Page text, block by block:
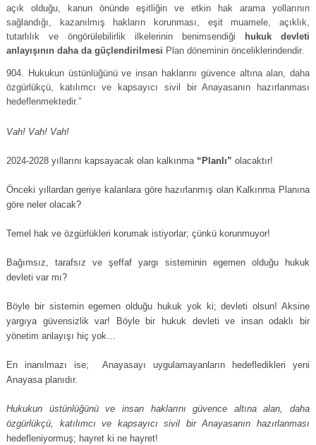
açık olduğu, kanun önünde eşitliğin ve etkin hak arama yollarının
sağlandığı, kazanılmış hakların korunması, eşit muamele, açıklık,
tutarlılık ve öngörülebilirlik ilkelerinin benimsendiği
hukuk devleti
anlayışının daha da güçlendirilmesi Plan döneminin önceliklerindendir.
Hukukun üstünlüğünü ve insan haklarını güvence altına alan, daha
özgürlükçü, katılımcı ve kapsayıcı sivil bir Anayasanın hazırlanması
hedeflenmektedir.”
Vah! Vah! Vah!
2024-2028 yıllarını kapsayacak olan kalkınma “Planlı” olacaktır!
Önceki yıllardan geriye kalanlara göre hazırlanmış olan Kalkınma Planına
göre neler olacak?
Temel hak ve özgürlükleri korumak istiyorlar; çünkü korunmuyor!
Bağımsız, tarafsız ve şeffaf yargı sisteminin egemen olduğu hukuk
devleti var mı?
Böyle bir sistemin egemen olduğu hukuk yok ki; devleti olsun! Aksine
yargıya güvensizlik var! Böyle bir hukuk devleti ve insan odaklı bir
yönetim anlayışı hiç yok…
En inanılmazı ise; Anayasayı uygulamayanların hedefledikleri yeni
Anayasa planıdır.
Hukukun üstünlüğünü ve insan haklarını güvence altına alan, daha
özgürlükçü, katılımcı ve kapsayıcı sivil bir Anayasanın hazırlanması
hedefleniyormuş; hayret ki ne hayret!